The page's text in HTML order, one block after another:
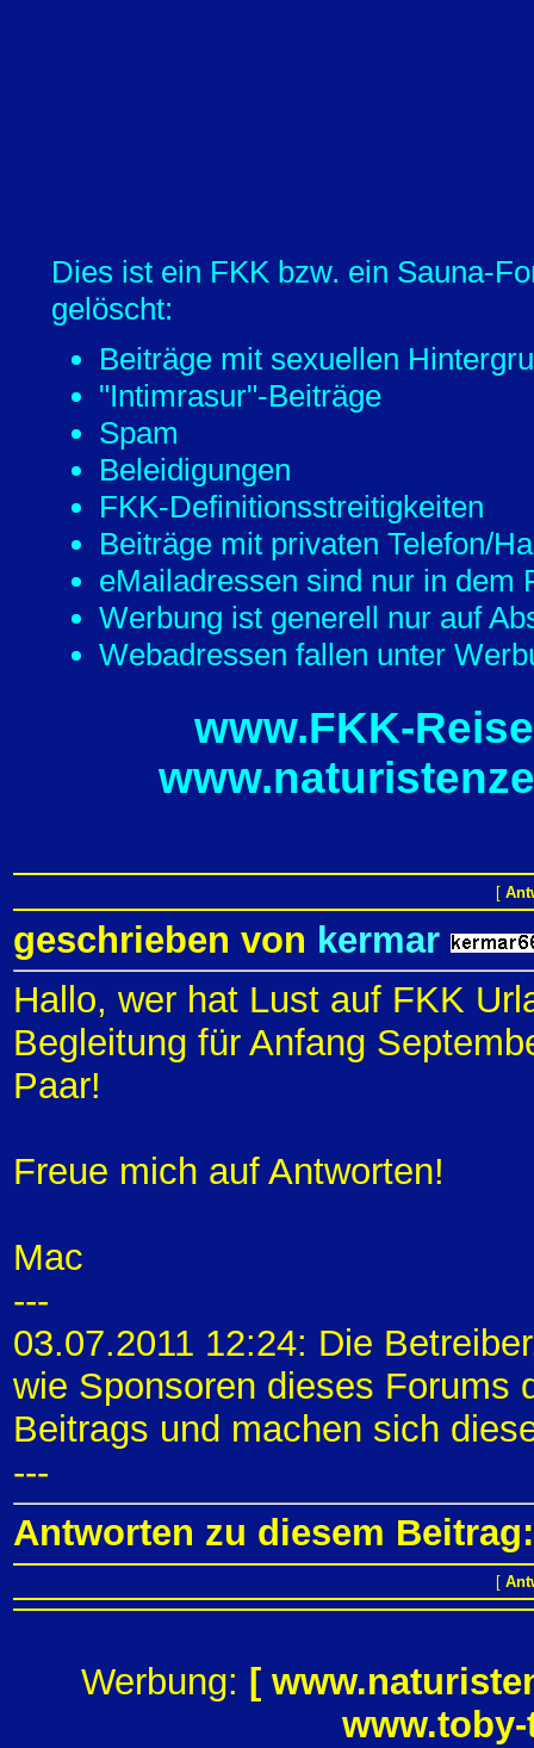
Dies ist ein FKK bzw. ein Sauna-
gelöscht:
Beiträge mit sexuellen
"Intimrasur"-Beiträge
Spam
Beleidigungen
FKK-Definitionsstreitigkeiten
Beiträge mit privaten Telefon/
eMailadressen sind nur in dem
Werbung ist generell nur auf
Webadressen fallen unter
www.FKK-
[
geschrieben von kermar
Hallo, wer hat Lust auf FKK
Begleitung für Anfang
Paar!
Freue mich auf Antworten!
Mac
---
03.07.2011 12:24: Die
wie Sponsoren dieses Forums
Beitrags und machen sich
---
Antworten zu diesem Beitrag:
[
Werbung: [